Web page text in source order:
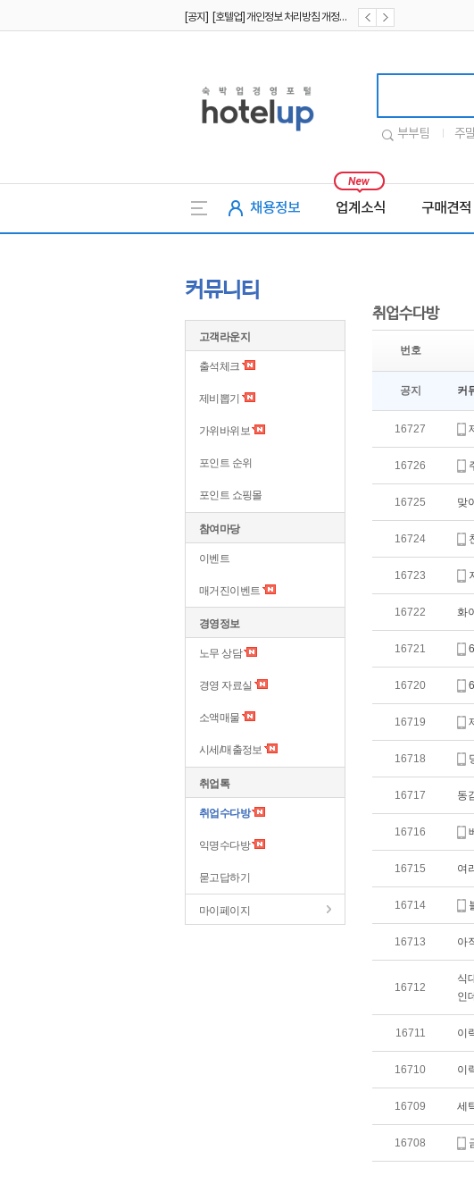
[공지] [호텔업] 개인정보 처리방침 개정본2 (19.09.02)
부부팀 주
채용정보 업계소식 구매견적
커뮤니티
고객라운지
출석체크
제비뽑기
가위바위보
포인트 순위
포인트 쇼핑몰
참여마당
이벤트
매거진이벤트
경영정보
노무 상담
경영 자료실
소액매물
시세/매출정보
취업톡
취업수다방
익명수다방
묻고답하기
마이페이지
취업수다방
번호
공지 커
16727
16726
16725 맞
16724
16723
16722 화
16721
16720
16719
16718
16717 동
16716
16715 여
16714
16713 아
16712
식
인
16711 이
16710 이
16709 세
16708